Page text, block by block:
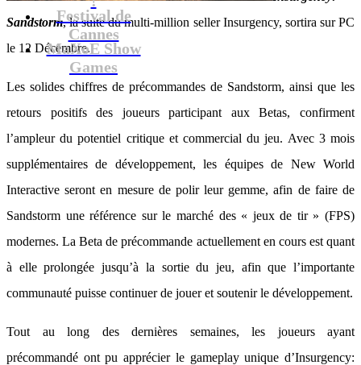
Festival de
Cannes
MaXoE Show
Games
Sandstorm, la suite du multi-million seller Insurgency, sortira sur PC
le 12 Décembre.
Les solides chiffres de précommandes de Sandstorm, ainsi que les
retours positifs des joueurs participant aux Betas, confirment
l’ampleur du potentiel critique et commercial du jeu. Avec 3 mois
supplémentaires de développement, les équipes de New World
Interactive seront en mesure de polir leur gemme, afin de faire de
Sandstorm une référence sur le marché des « jeux de tir » (FPS)
modernes. La Beta de précommande actuellement en cours est quant
à elle prolongée jusqu’à la sortie du jeu, afin que l’importante
communauté puisse continuer de jouer et soutenir le développement.
Tout au long des dernières semaines, les joueurs ayant
précommandé ont pu apprécier le gameplay unique d’Insurgency: